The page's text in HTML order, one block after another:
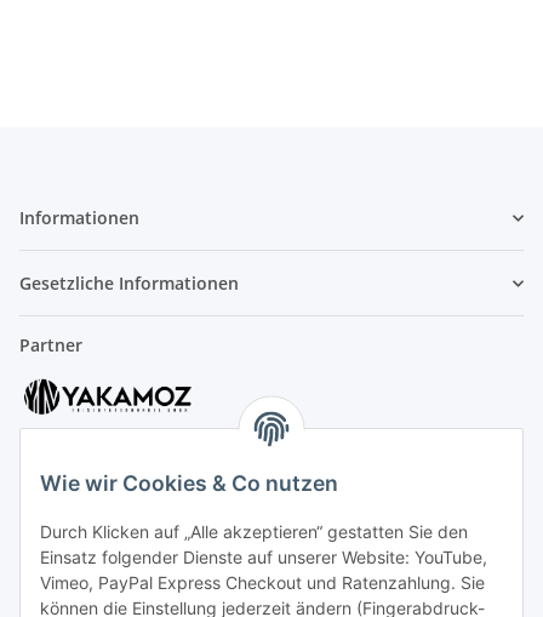
Wie wir Cookies & Co nutzen
Durch Klicken auf „Alle akzeptieren“ gestatten Sie den
Einsatz folgender Dienste auf unserer Website: YouTube,
Vimeo, PayPal Express Checkout und Ratenzahlung. Sie
können die Einstellung jederzeit ändern (Fingerabdruck-
Informationen
Gesetzliche Informationen
Partner
Kundenservice